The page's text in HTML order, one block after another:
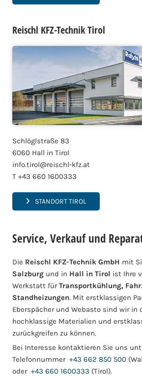
Reischl KFZ-Technik Tirol
Schlöglstraße 83
6060 Hall in Tirol
info.tirol@reischl-kfz.at
T +43 660 1600333
STANDORT TIROL
Service, Verkauf und
Die Reischl KFZ-Technik GmbH mit
Salzburg und in Hall in Tirol ist Ihre
Werkstatt fürTransportkühlung,
Standheizungen. Mit erstklassigen
Eberspächer und Webasto sind wir in
hochklassige Materialien und
zurückgreifen zu können.
Bei Interesse kontaktieren Sie uns
Telefonnummer +43 662 850 500
oder +43 660 1600333 (Tirol).